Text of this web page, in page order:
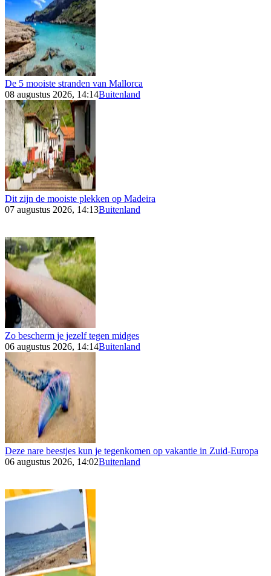
De 5 mooiste stranden van Mallorca
08 augustus 2026, 14:14Buitenland
Dit zijn de mooiste plekken op Madeira
07 augustus 2026, 14:13Buitenland
Zo bescherm je jezelf tegen midges
06 augustus 2026, 14:14Buitenland
Deze nare beestjes kun je tegenkomen op vakantie in Zuid-Europa
06 augustus 2026, 14:02Buitenland